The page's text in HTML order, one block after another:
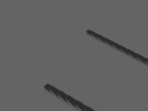
Ländlicher
Central Office
Installation und
Glasfasermuffe